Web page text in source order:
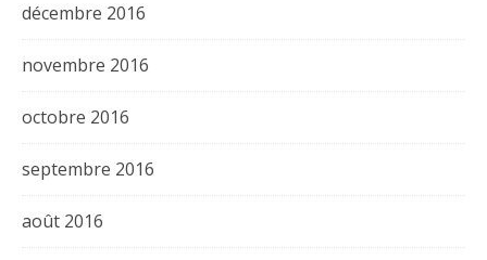
décembre 2016
novembre 2016
octobre 2016
septembre 2016
août 2016